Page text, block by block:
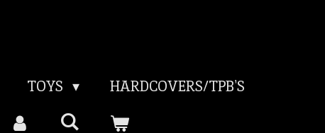
TOYS
HARDCOVERS/TPB'S